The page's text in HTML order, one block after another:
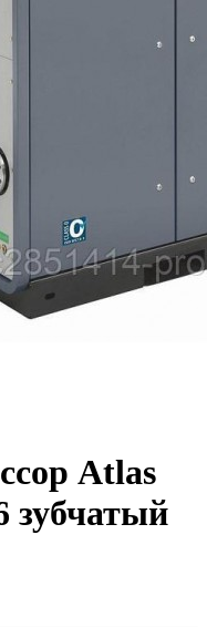
Atlas
зубчатый